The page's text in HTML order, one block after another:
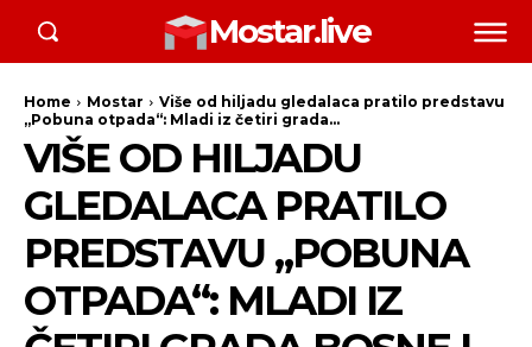
Mostar.live
Home Mostar
Više od hiljadu gledalaca pratilo predstavu
„Pobuna otpada“: Mladi iz četiri grada...
VIŠE OD HILJADU
GLEDALACA PRATILO
PREDSTAVU „POBUNA
OTPADA“: MLADI IZ